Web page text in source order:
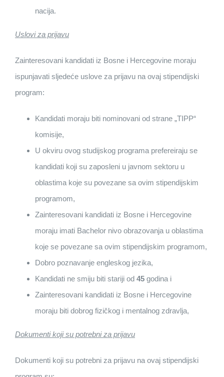
nacija.
Uslovi za prijavu
Zainteresovani kandidati iz Bosne i Hercegovine moraju
ispunjavati sljedeće uslove za prijavu na ovaj stipendijski
program:
Kandidati moraju biti nominovani od strane „TIPP“
komisije,
U okviru ovog studijskog programa prefereiraju se
kandidati koji su zaposleni u javnom sektoru u
oblastima koje su povezane sa ovim stipendijskim
programom,
Zainteresovani kandidati iz Bosne i Hercegovine
moraju imati Bachelor nivo obrazovanja u oblastima
koje se povezane sa ovim stipendijskim programom,
Dobro poznavanje engleskog jezika,
Kandidati ne smiju biti stariji od 45 godina i
Zainteresovani kandidati iz Bosne i Hercegovine
moraju biti dobrog fizičkog i mentalnog zdravlja,
Dokumenti koji su potrebni za prijavu
Dokumenti koji su potrebni za prijavu na ovaj stipendijski